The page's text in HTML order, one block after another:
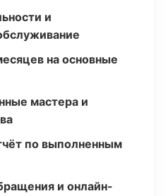
и
на основные
мастера и
по выполненным
и онлайн-